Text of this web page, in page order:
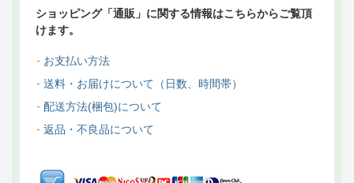
ショッピング「通販」に関する情報はこちらからご覧頂
けます。
お支払い方法
送料・お届けについて（日数、時間帯）
配送方法(梱包)について
返品・不良品について